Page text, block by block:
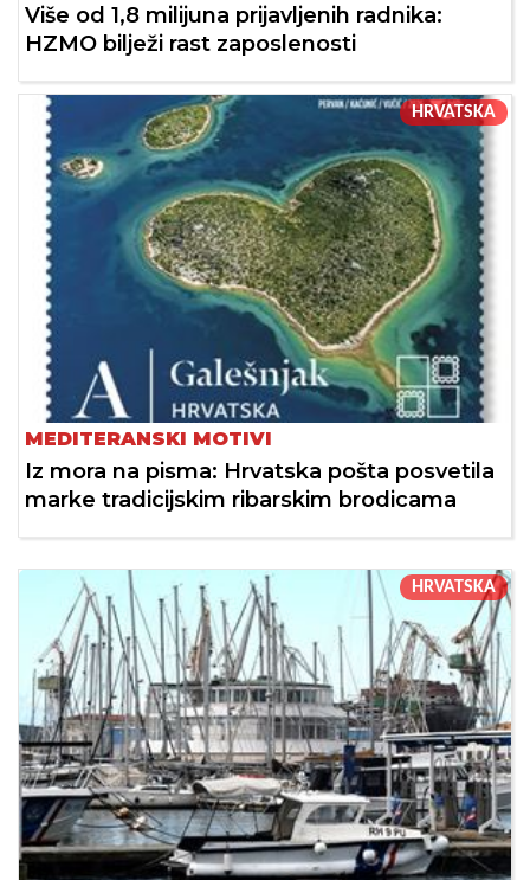
Više od 1,8 milijuna prijavljenih radnika:
HZMO bilježi rast zaposlenosti
HRVATSKA
MEDITERANSKI MOTIVI
Iz mora na pisma: Hrvatska pošta posvetila
marke tradicijskim ribarskim brodicama
HRVATSKA